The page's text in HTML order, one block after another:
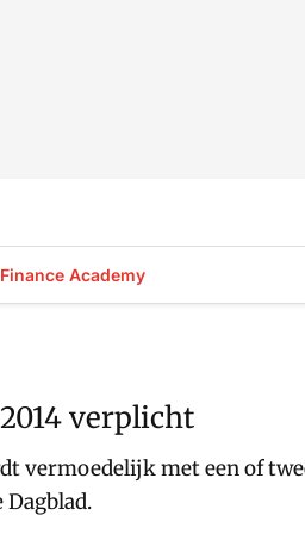
Finance Academy
verplicht
vermoedelijk met een of